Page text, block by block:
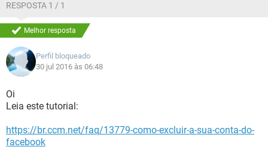
RESPOSTA 1 / 1
Melhor resposta
Perfil bloqueado
30 jul 2016 às 06:48
Oi
Leia este tutorial:
https://br.ccm.net/faq/13779-como-excluir-a-sua-conta-do-
facebook